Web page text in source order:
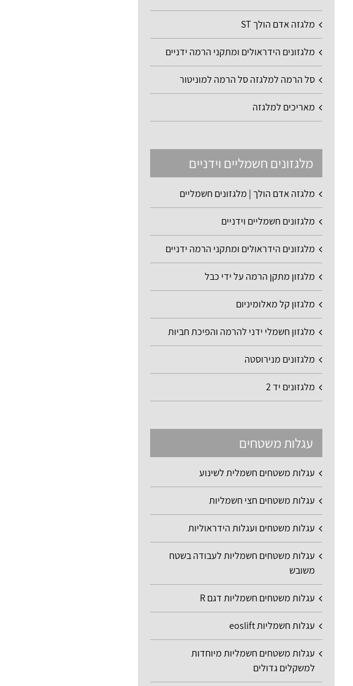
מלגזה אדם הולך ST
מלגזונים הידראולים ומתקני הרמה ידניים
סל הרמה למלגזה סל הרמה למוניטור
מאריכים למלגזה
מלגזונים חשמליים וידניים
מלגזה אדם הולך | מלגזונים חשמליים
מלגזונים חשמליים וידניים
מלגזונים הידראולים ומתקני הרמה ידניים
מלגזון מתקן הרמה על ידי כבל
מלגזון קל מאלומיניום
מלגזון חשמלי ידני להרמה והפיכת חביות
מלגזונים מנירוסטה
מלגזונים יד 2
עגלות משטחים
עגלות משטחים חשמלית לשינוע
עגלות משטחים חצי חשמליות
עגלות משטחים ועגלות הידראוליות
עגלות משטחים חשמליות לעבודה בשטח
משובש
עגלות משטחים חשמליות דגם R
עגלות חשמליות eoslift
עגלות משטחים חשמליות מיוחדות
למשקלים גדולים